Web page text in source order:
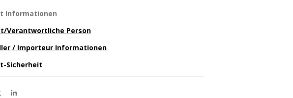
Informationen
Verantwortliche Person
/ Importeur Informationen
Sicherheit
T